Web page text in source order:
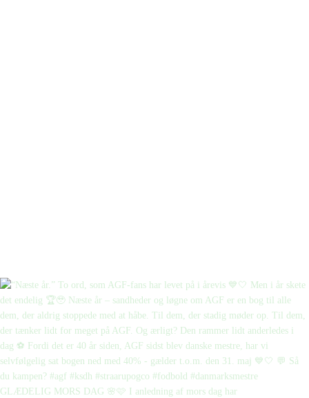
GLÆDELIG MORS DAG 🌸🩷 I anledning af mors dag har